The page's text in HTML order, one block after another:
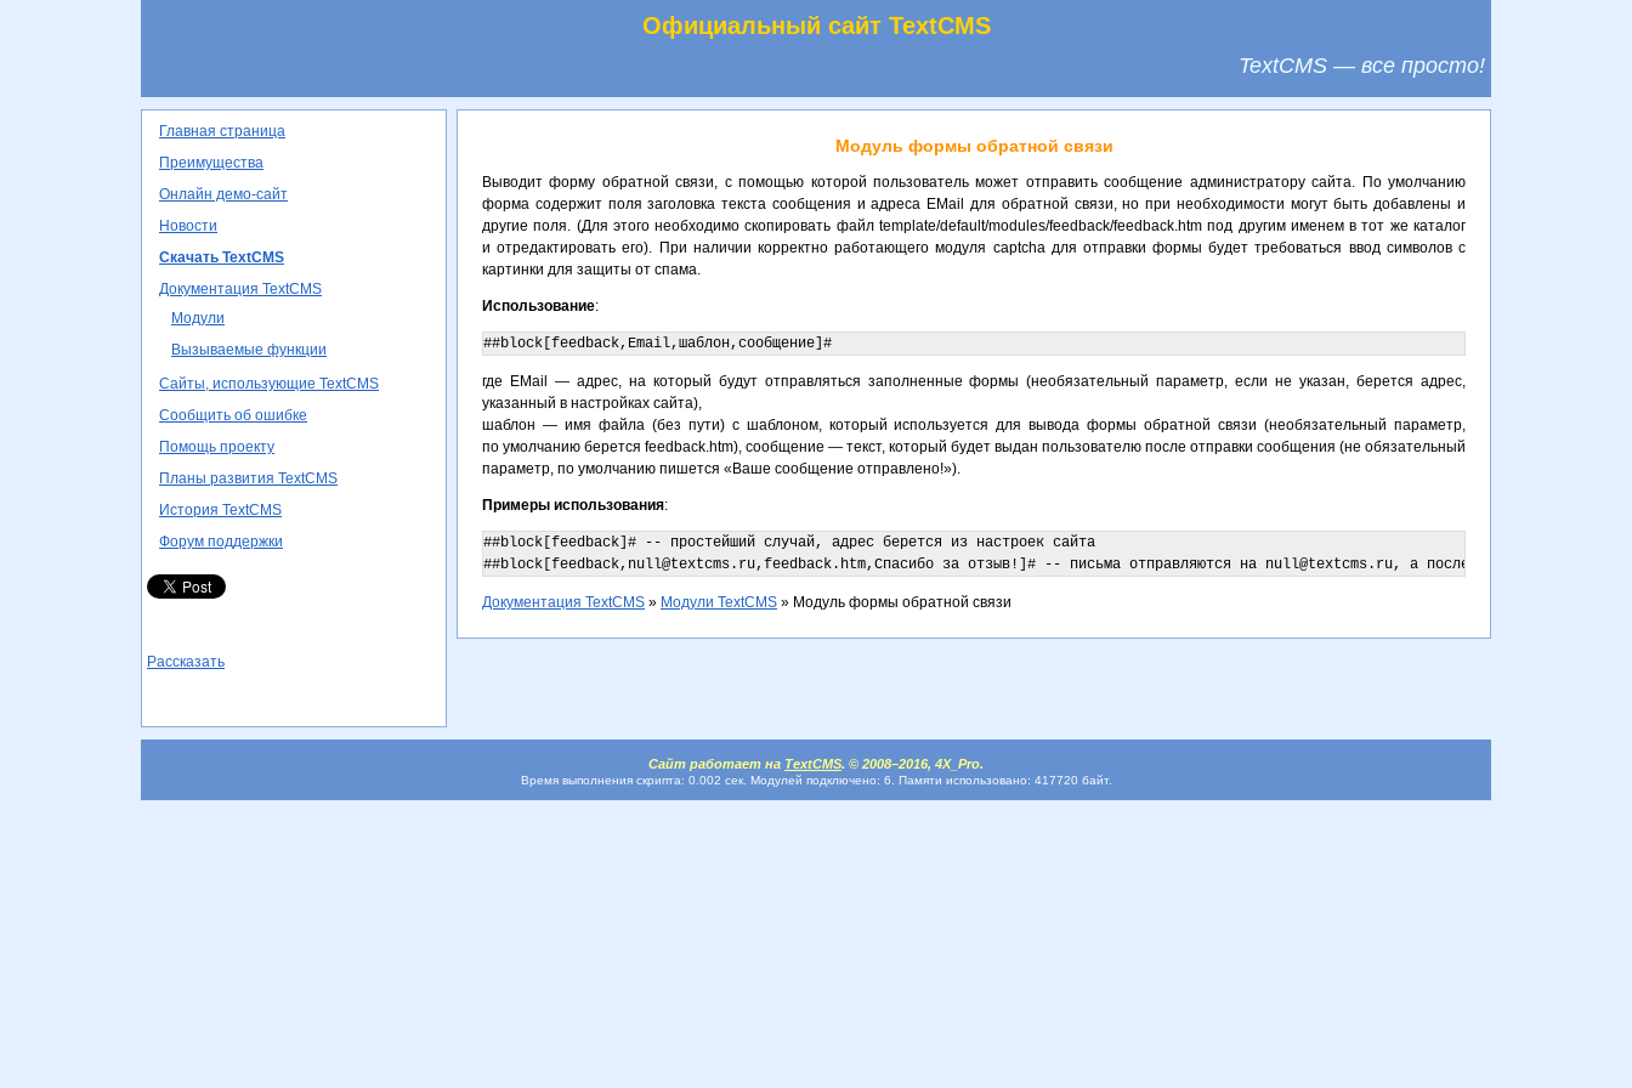
Официальный сайт TextCMS
TextCMS — все просто!
Главная страница
Преимущества
Онлайн демо-сайт
Новости
Скачать TextCMS
Документация TextCMS
Модули
Вызываемые функции
Сайты, использующие TextCMS
Сообщить об ошибке
Помощь проекту
Планы развития TextCMS
История TextCMS
Форум поддержки
Рассказать
Модуль формы обратной связи
Выводит форму обратной связи, с помощью которой пользователь может отправить сообщение администратору сайта. По умолчанию
форма содержит поля заголовка текста сообщения и адреса EMail для обратной связи, но при необходимости могут быть добавлены и
другие поля. (Для этого необходимо скопировать файл template/default/modules/feedback/feedback.htm под другим именем в тот же каталог
и отредактировать его). При наличии корректно работающего модуля captcha для отправки формы будет требоваться ввод символов с
картинки для защиты от спама.
Использование:
##block[feedback,Email,шаблон,сообщение]#
где EMail — адрес, на который будут отправляться заполненные формы (необязательный параметр, если не указан, берется адрес,
указанный в настройках сайта),
шаблон — имя файла (без пути) с шаблоном, который используется для вывода формы обратной связи (необязательный параметр,
по умолчанию берется feedback.htm), сообщение — текст, который будет выдан пользователю после отправки сообщения (не обязательный
параметр, по умолчанию пишется «Ваше сообщение отправлено!»).
Примеры использования:
##block[feedback]# -- простейший случай, адрес берется из настроек сайта
##block[feedback,null@textcms.ru,feedback.htm,Спасибо за отзыв!]# -- письма отправляются на null@textcms.ru, а после отправки
Документация TextCMS » Модули TextCMS » Модуль формы обратной связи
Сайт работает на TextCMS. © 2008–2016, 4X_Pro.
Время выполнения скрипта: 0.002 сек. Модулей подключено: 6. Памяти использовано: 417720 байт.